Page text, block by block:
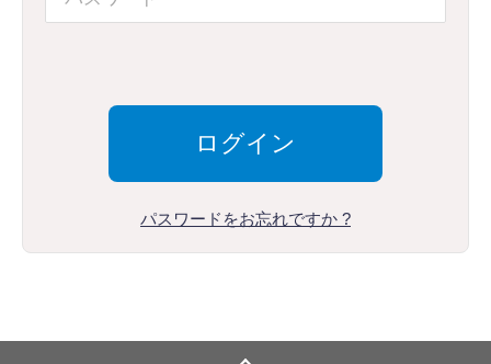
パスワードをお忘れですか ?